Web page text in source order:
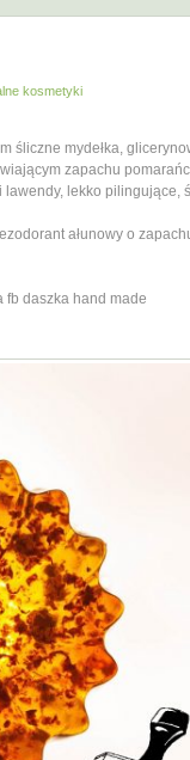
kosmetyki
śliczne mydełka,
zapachu
lawendy, lekko pilingujące,
ałunowy o
fb daszka hand made